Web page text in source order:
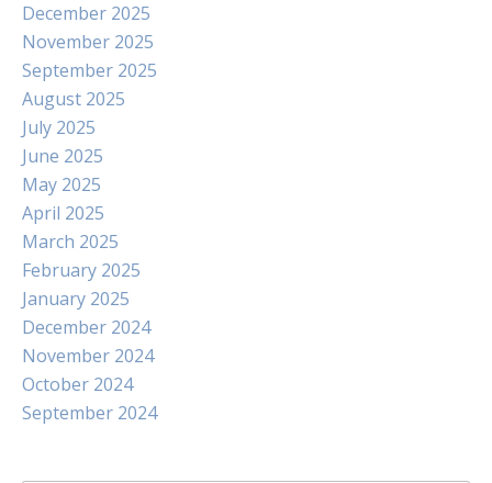
December 2025
November 2025
September 2025
August 2025
July 2025
June 2025
May 2025
April 2025
March 2025
February 2025
January 2025
December 2024
November 2024
October 2024
September 2024